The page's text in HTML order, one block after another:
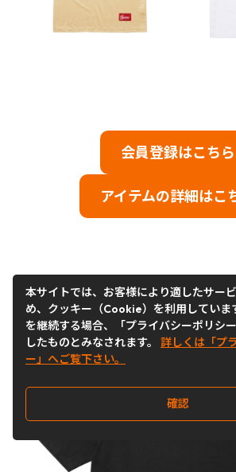
会員登録はこちら
アイテムの詳細はこ
本サイトでは、お客様により適したサー
め、クッキー（Cookie）を利用していま
を継続する場合、「プライバシーポリシ
したものとみなされます。 詳しくは「プ
ー」へご覧下さい。
確認